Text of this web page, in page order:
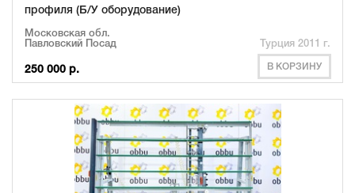
профиля (Б/У оборудование)
Московская обл.
Павловский Посад
Турция 2011 г.
250 000 р. В КОРЗИНУ